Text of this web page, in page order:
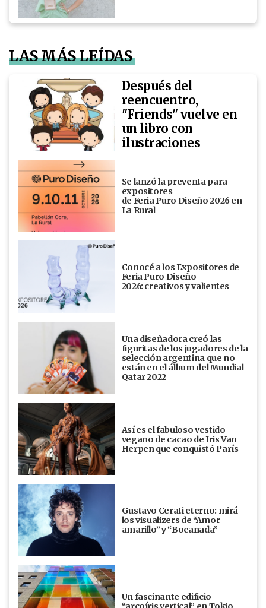
LAS MÁS LEÍDAS
Después del
reencuentro,
"Friends" vuelve en
un libro con
ilustraciones
Se lanzó la preventa para
expositores
de Feria Puro Diseño 2026 en
La Rural
Conocé a los Expositores de
Feria Puro Diseño
2026: creativos y valientes
Una diseñadora creó las
figuritas de los jugadores de la
selección argentina que no
están en el álbum del Mundial
Qatar 2022
Así es el fabuloso vestido
vegano de cacao de Iris Van
Herpen que conquistó París
Gustavo Cerati eterno: mirá
los visualizers de “Amor
amarillo” y “Bocanada”
Un fascinante edificio